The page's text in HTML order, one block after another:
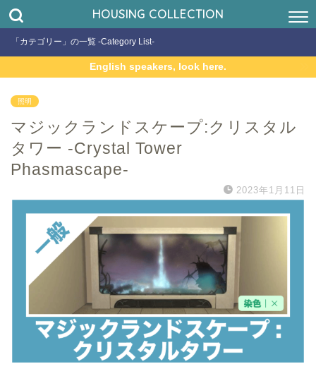
HOUSING COLLECTION
「カテゴリー」の一覧 -Category List-
English speakers, look here.
照明
マジックランドスケープ:クリスタル
タワー -Crystal Tower
Phasmascape-
2023年1月11日